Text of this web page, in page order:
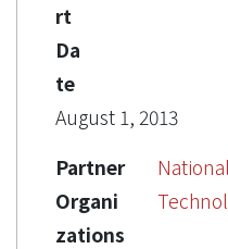
rt
Da
te
August 1, 2013
Partner
Organi
zations